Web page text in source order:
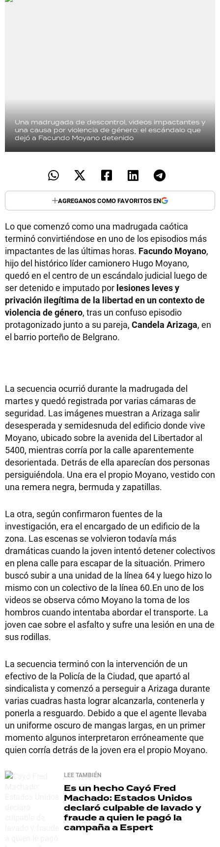
Una madrugada de descontrol, videos impactantes y
una causa por violencia de género: el escándalo que
dejó a Facundo Moyano detenido
AGREGANOS COMO FAVORITOS EN
Lo que comenzó como una madrugada caótica
terminó convirtiéndose en uno de los episodios más
impactantes de las últimas horas. Facundo Moyano,
hijo del histórico líder camionero Hugo Moyano,
quedó en el centro de un escándalo judicial luego de
ser detenido e imputado por lesiones leves y
privación ilegítima de la libertad en un contexto de
violencia de género, tras un confuso episodio
protagonizado junto a su pareja, Candela Arizaga, en
el barrio porteño de Belgrano.
La secuencia ocurrió durante la madrugada del
martes y quedó registrada por varias cámaras de
seguridad. Las imágenes muestran a Arizaga salir
desesperada y semidesnuda del edificio donde vive
Moyano, ubicado sobre la avenida del Libertador al
5400, mientras corría por la calle aparentemente
desorientada. Detrás de ella aparecían dos personas
persiguiéndola. Una era el propio Moyano, vestido con
una remera negra, bermuda y zapatillas.
La otra, según confirmaron fuentes de la
investigación, era el encargado de un edificio de la
zona. Las escenas se volvieron todavía más
dramáticas cuando la joven intentó detener colectivos
en plena calle para escapar de la situación. Primero
buscó subir a una unidad de la línea 64 y luego hizo lo
mismo con un colectivo de la línea 60.En uno de los
videos se observa cómo Moyano la toma de los
hombros cuando intentaba abordar el transporte. La
joven cae sobre el asfalto y sufre una lesión en una de
sus rodillas.
La secuencia terminó con la intervención de un
efectivo de la Policía de la Ciudad, que apartó al
sindicalista y comenzó a perseguir a Arizaga durante
varias cuadras hasta lograr alcanzarla, contenerla y
ponerla a resguardo. Debido a que el agente llevaba
un uniforme oscuro de mangas largas, en un primer
momento algunos interpretaron erróneamente que
quien corría detrás de la joven era el propio Moyano.
LEE TAMBIÉN
Es un hechoCayó Fred
Machado: Estados Unidos
declaró culpable de lavado y
fraude a quien le pagó la
campaña a Espert